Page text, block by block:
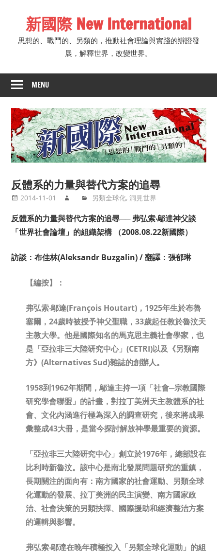
新國際 New International
思想的、戰鬥的、另類的，推動社會理論與實踐的辯證發
展，解釋世界，改變世界。
MENU
反體系的力量與替代方案的追尋
2014-11-01 另類全球化,洞見世界
反體系的力量與替代方案的追尋── 弗弘索‧鄔達神父談
「世界社會論壇」的組織架構（2008.08.22新國際）
訪談：布佳林(Aleksandr Buzgalin) /翻譯：張郁琳
【編按】：
弗弘索‧鄔達(François Houtart)，1925年生於布魯
塞爾，24歲時被授予神父聖職，33歲起任教於魯汶天
主教大學。他是國際知名的馬克思主義社會學家，也
是「亞拉非三大陸研究中心」(CETRI)以及《另類南
方》(Alternatives Sud)雜誌的創辦人。
1958到1962年期間，鄔達主持一項「社會─宗教國際
研究學會聯盟」的計畫，對拉丁美洲天主教體系的社
會、文化內涵進行極為深入的調查研究，後來將成果
彙整成43大冊，是當今探討解放神學最重要的資源。
「亞拉非三大陸研究中心」創立於1976年，總部設在
比利時新魯汶。該中心是南北發展問題研究的重鎮，
長期關注的面向有：南方國家的社會運動、另類全球
化運動的發展、拉丁美洲的民主演變、南方國家政
治、社會決策的另類抉擇、國際援助和經濟整治方案
的邏輯與影響。
弗弘索‧鄔達在晚年積極投入「另類全球化運動」的組